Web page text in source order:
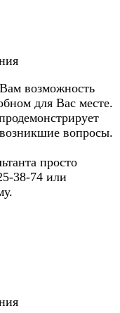
возможность
для Вас месте.
вопросы.
просто
38-74 или